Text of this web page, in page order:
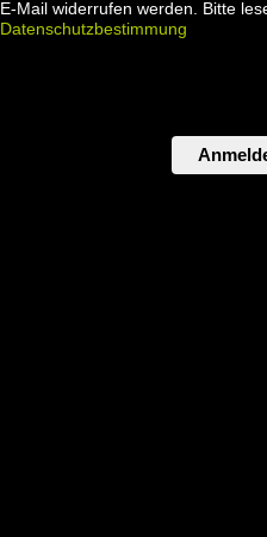
E-Mail widerrufen werden. Bitte
Datenschutzbestimmung